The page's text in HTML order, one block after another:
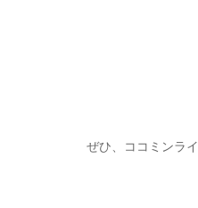
ぜひ、ココミンラ